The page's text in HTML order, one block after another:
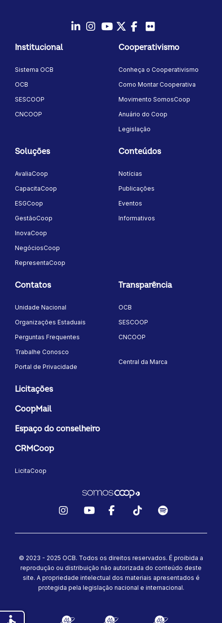
Instagram
YoutubeTwitter/X
Facebook
Institucional
Sistema OCB
OCB
SESCOOP
CNCOOP
Cooperativismo
Conheça o Cooperativismo
Como Montar Cooperativa
Movimento SomosCoop
Anuário do Coop
Legislação
Soluções
AvaliaCoop
CapacitaCoop
ESGCoop
GestãoCoop
InovaCoop
NegóciosCoop
RepresentaCoop
Conteúdos
Notícias
Publicações
Eventos
Informativos
Contatos
Unidade Nacional
Organizações Estaduais
Perguntas Frequentes
Trabalhe Conosco
Portal de Privacidade
Transparência
OCB
SESCOOP
CNCOOP
Central da Marca
Licitações
CoopMail
Espaço do conselheiro
CRMCoop
LicitaCoop
© 2023 - 2025 OCB. Todos os direitos reservados. É proibida a
reprodução ou distribuição não autorizada do conteúdo deste
site. A propriedade intelectual dos materiais apresentados é
protegida pela legislação nacional e internacional.